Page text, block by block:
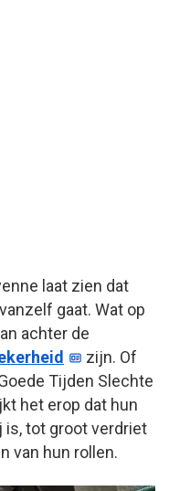
laat zien dat
gaat. Wat op
achter de
zijn. Of
Tijden Slechte
het erop dat hun
is, tot groot verdriet
van hun rollen.